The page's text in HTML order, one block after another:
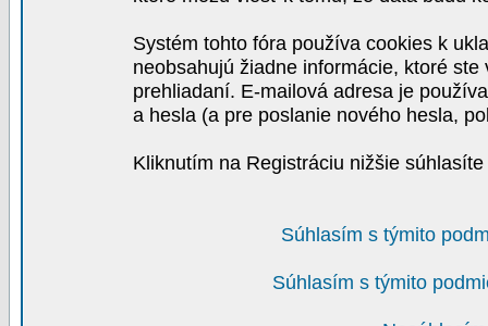
Systém tohto fóra používa cookies k
neobsahujú žiadne informácie, ktoré
prehliadaní. E-mailová adresa je
a hesla (a pre poslanie nového hesla,
Kliknutím na Registráciu nižšie
Súhlasím s týmito
Súhlasím s týmito